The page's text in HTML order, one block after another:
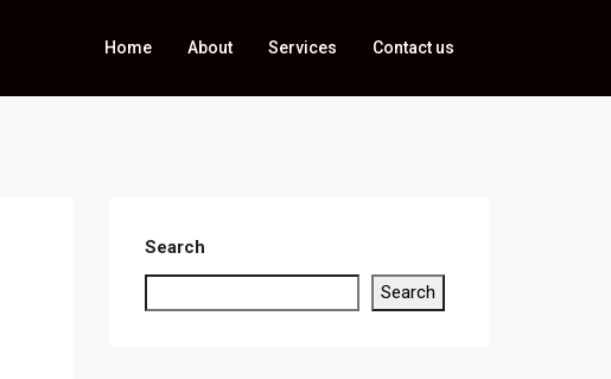
Home About Services Contact us
Search
Search